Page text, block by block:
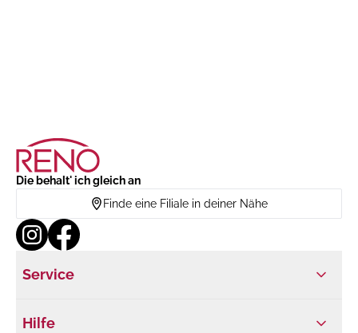
Die behalt' ich gleich an
Finde eine Filiale in deiner Nähe
Service
Hilfe